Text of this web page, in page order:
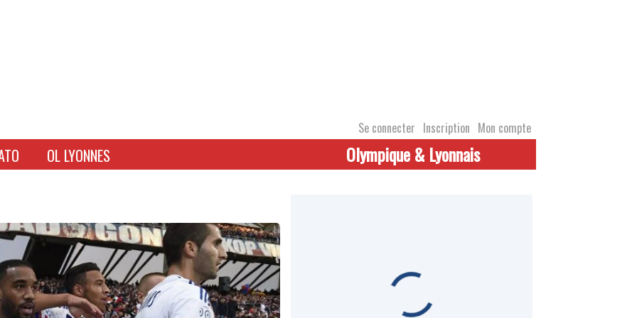
Se connecter Inscription Mon compte
OL LYONNES Olympique & Lyonnais